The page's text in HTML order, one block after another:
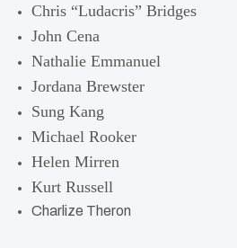
Chris “Ludacris” Bridges
John Cena
Nathalie Emmanuel
Jordana Brewster
Sung Kang
Michael Rooker
Helen Mirren
Kurt Russell
Charlize Theron